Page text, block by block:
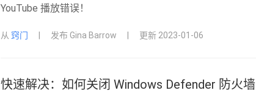
YouTube 播放错误！
从 窍门 发布 Gina Barrow 更新 2023-01-06
快速解决：如何关闭 Windows Defender 防火墙